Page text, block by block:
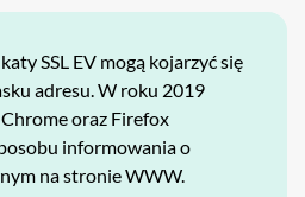
SSL EV mogą kojarzyć się
adresu. W roku 2019
oraz Firefox
informowania o
na stronie WWW.